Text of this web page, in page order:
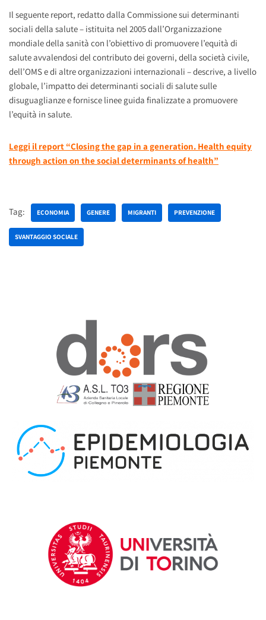
Il seguente report, redatto dalla Commissione sui determinanti
sociali della salute – istituita nel 2005 dall’Organizzazione
mondiale della sanità con l’obiettivo di promuovere l’equità di
salute avvalendosi del contributo dei governi, della società civile,
dell’OMS e di altre organizzazioni internazionali – descrive, a livello
globale, l’impatto dei determinanti sociali di salute sulle
disuguaglianze e fornisce linee guida finalizzate a promuovere
l’equità in salute.
Leggi il report “Closing the gap in a generation. Health equity
through action on the social determinants of health”
Tag: ECONOMIA GENERE MIGRANTI PREVENZIONE
SVANTAGGIO SOCIALE